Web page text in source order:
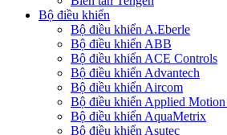
Bộ điều khiển
Bộ điều khiển A.Eberle
Bộ điều khiển ABB
Bộ điều khiển ACE Controls
Bộ điều khiển Advantech
Bộ điều khiển Aircom
Bộ điều khiển Applied Motion
Bộ điều khiển AquaMetrix
Bộ điều khiển Asutec